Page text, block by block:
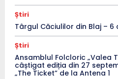
Știri
Târgul Căciulilor din Blaj – 6
Știri
Ansamblul Folcloric „Valea
câștigat ediția din 27
„The Ticket” de la Antena 1